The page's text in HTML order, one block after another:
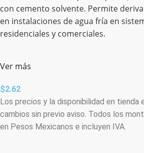
con cemento solvente. Permite
en instalaciones de agua fría en
residenciales y comerciales.
Ver más
$2.62
Los precios y la disponibilidad en tienda
cambios sin previo aviso. Todos los
en Pesos Mexicanos e incluyen IVA.